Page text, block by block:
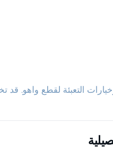
وخيارات التعبئة لقطع